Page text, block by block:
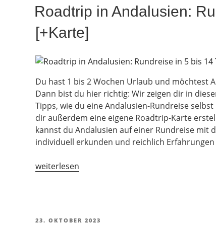
Roadtrip in Andalusien:
[+Karte]
Du hast 1 bis 2 Wochen Urlaub und möchtest
Dann bist du hier richtig: Wir zeigen dir in
Tipps, wie du eine Andalusien-Rundreise
dir außerdem eine eigene Roadtrip-Karte
kannst du Andalusien auf einer Rundreise mit
individuell erkunden und reichlich
„Roadtrip
weiterlesen
VERÖFFENTLICHT
23. OKTOBER 2023